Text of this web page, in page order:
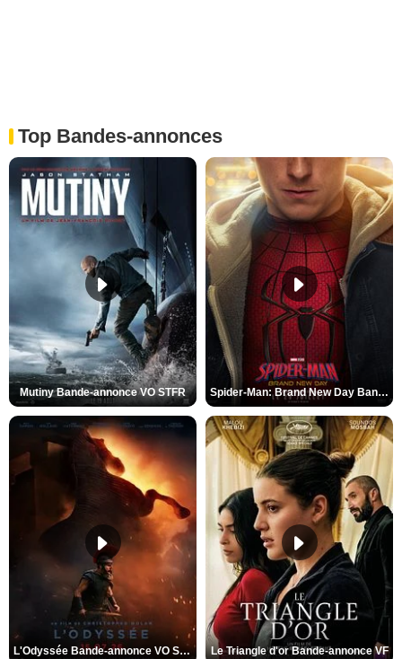
Top Bandes-annonces
Mutiny Bande-annonce VO STFR Spider-Man: Brand New Day Bande-annonce VO STFR
L'Odyssée Bande-annonce VO STFR Le Triangle d'or Bande-annonce VF